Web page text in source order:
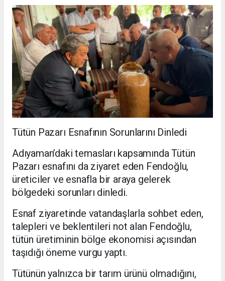
Tütün Pazarı Esnafının Sorunlarını Dinledi
Adıyaman’daki temasları kapsamında Tütün
Pazarı esnafını da ziyaret eden Fendoğlu,
üreticiler ve esnafla bir araya gelerek
bölgedeki sorunları dinledi.
Esnaf ziyaretinde vatandaşlarla sohbet eden,
talepleri ve beklentileri not alan Fendoğlu,
tütün üretiminin bölge ekonomisi açısından
taşıdığı öneme vurgu yaptı.
Tütünün yalnızca bir tarım ürünü olmadığını,